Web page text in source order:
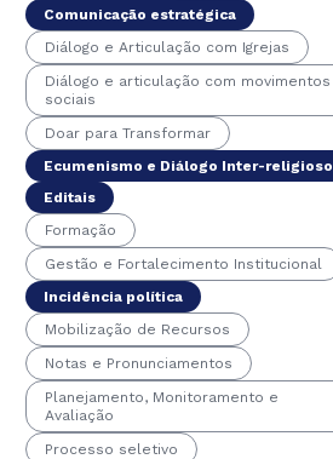
Comunicação estratégica
Diálogo e Articulação com Igrejas
Diálogo e articulação com movimentos
sociais
Doar para Transformar
Ecumenismo e Diálogo Inter-religioso
Editais
Formação
Gestão e Fortalecimento Institucional
Incidência política
Mobilização de Recursos
Notas e Pronunciamentos
Planejamento, Monitoramento e
Avaliação
Processo seletivo